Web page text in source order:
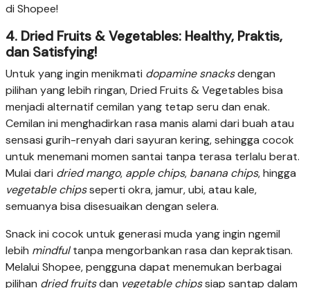
di Shopee!
4. Dried Fruits & Vegetables: Healthy, Praktis,
dan Satisfying!
Untuk yang ingin menikmati dopamine snacksdengan
pilihan yang lebih ringan, Dried Fruits & Vegetables bisa
menjadi alternatif cemilan yang tetap seru dan enak.
Cemilan ini menghadirkan rasa manis alami dari buah atau
sensasi gurih-renyah dari sayuran kering, sehingga cocok
untuk menemani momen santai tanpa terasa terlalu berat.
Mulai dari dried mango, apple chips, banana chips, hingga
vegetable chipsseperti okra, jamur, ubi, atau kale,
semuanya bisa disesuaikan dengan selera.
Snack ini cocok untuk generasi muda yang ingin ngemil
lebih mindfultanpa mengorbankan rasa dan kepraktisan.
Melalui Shopee, pengguna dapat menemukan berbagai
pilihan dried fruitsdan vegetable chipssiap santap dalam